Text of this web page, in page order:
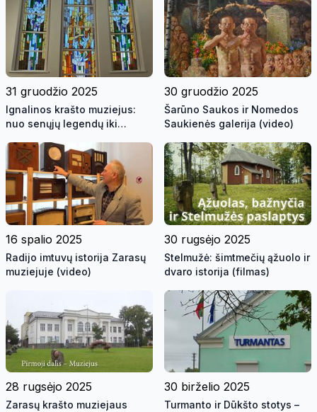
medelių
31 gruodžio 2025
Ignalinos krašto muziejus:
nuo senųjų legendų iki
(video)
30 gruodžio 2025
Šarūno Saukos ir Nomedos
Saukienės galerija (video)
16 spalio 2025
Radijo imtuvų istorija Zarasų
muziejuje (video)
30 rugsėjo 2025
Stelmužė: šimtmečių ąžuolo ir
dvaro istorija (filmas)
28 rugsėjo 2025
Zarasų krašto muziejaus
30 birželio 2025
Turmanto ir Dūkšto stotys –